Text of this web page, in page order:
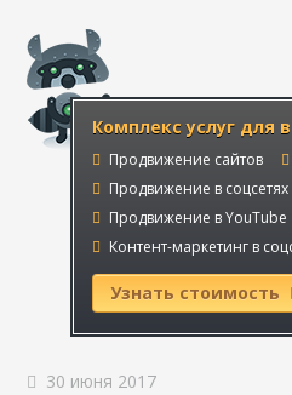
Комплекс услуг для
Продвижение сайтов
Продвижение в соцсетях
Продвижение в YouTube
Контент-маркетинг в
Узнать стоимость
30 июня 2017